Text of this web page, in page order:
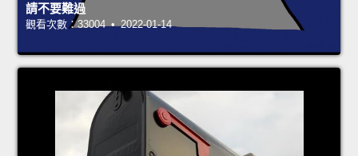
請不要難過
觀看次數：33004 • 2022-01-14